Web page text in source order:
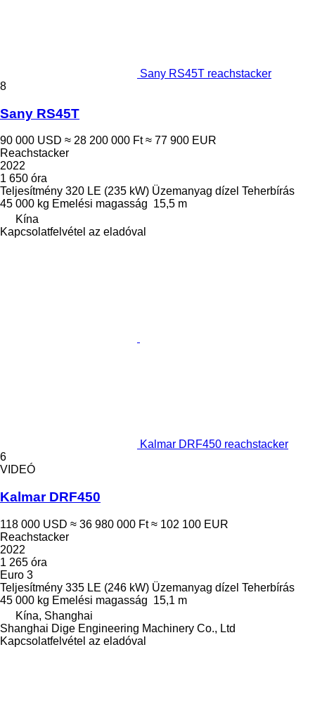
Sany RS45T reachstacker
8
Sany RS45T
90 000 USD ≈ 28 200 000 Ft ≈ 77 900 EUR
Reachstacker
2022
1 650 óra
Teljesítmény 320 LE (235 kW) Üzemanyag dízel Teherbírás
45 000 kg Emelési magasság 15,5 m
Kína
Kapcsolatfelvétel az eladóval
Kalmar DRF450 reachstacker
6
VIDEÓ
Kalmar DRF450
118 000 USD ≈ 36 980 000 Ft ≈ 102 100 EUR
Reachstacker
2022
1 265 óra
Euro 3
Teljesítmény 335 LE (246 kW) Üzemanyag dízel Teherbírás
45 000 kg Emelési magasság 15,1 m
Kína, Shanghai
Shanghai Dige Engineering Machinery Co., Ltd
Kapcsolatfelvétel az eladóval